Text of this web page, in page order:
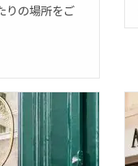
りの場所をご